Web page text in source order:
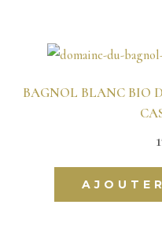
BAGNOL BLANC BIO